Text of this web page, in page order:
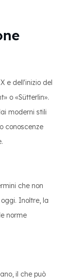
e dell'inizio del
o «Sütterlin».
moderni stili
conoscenze
che non
Inoltre, la
norme
il che può